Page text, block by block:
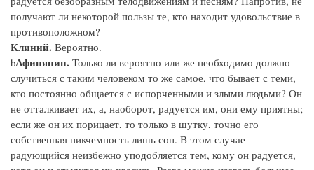
получают ли некоторой пользы те, кто находит удовольствие в
противоположном?
Клиний. Вероятно.
bАфинянин. Только ли вероятно или же необходимо должно
случиться с таким человеком то же самое, что бывает с теми,
кто постоянно общается с испорченными и злыми людьми? Он
не отталкивает их, а, наоборот, радуется им, они ему приятны;
если же он их порицает, то только в шутку, точно его
собственная никчемность лишь сон. В этом случае
радующийся неизбежно уподобляется тем, кому он радуется,